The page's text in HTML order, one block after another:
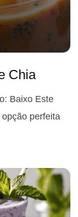
Chia
Baixo Este
perfeita